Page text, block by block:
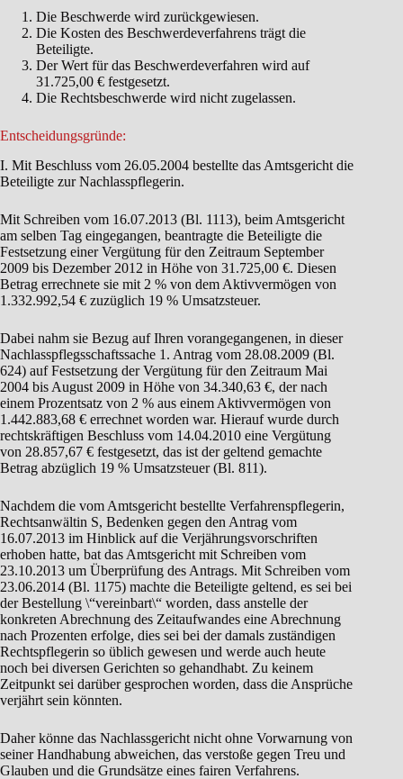
Die Beschwerde wird zurückgewiesen.
Die Kosten des Beschwerdeverfahrens trägt die
Beteiligte.
Der Wert für das Beschwerdeverfahren wird auf
31.725,00 € festgesetzt.
Die Rechtsbeschwerde wird nicht zugelassen.
Entscheidungsgründe:
I. Mit Beschluss vom 26.05.2004 bestellte das Amtsgericht die
Beteiligte zur Nachlasspflegerin.
Mit Schreiben vom 16.07.2013 (Bl. 1113), beim Amtsgericht
am selben Tag eingegangen, beantragte die Beteiligte die
Festsetzung einer Vergütung für den Zeitraum September
2009 bis Dezember 2012 in Höhe von 31.725,00 €. Diesen
Betrag errechnete sie mit 2 % von dem Aktivvermögen von
1.332.992,54 € zuzüglich 19 % Umsatzsteuer.
Dabei nahm sie Bezug auf Ihren vorangegangenen, in dieser
Nachlasspflegsschaftssache 1. Antrag vom 28.08.2009 (Bl.
624) auf Festsetzung der Vergütung für den Zeitraum Mai
2004 bis August 2009 in Höhe von 34.340,63 €, der nach
einem Prozentsatz von 2 % aus einem Aktivvermögen von
1.442.883,68 € errechnet worden war. Hierauf wurde durch
rechtskräftigen Beschluss vom 14.04.2010 eine Vergütung
von 28.857,67 € festgesetzt, das ist der geltend gemachte
Betrag abzüglich 19 % Umsatzsteuer (Bl. 811).
Nachdem die vom Amtsgericht bestellte Verfahrenspflegerin,
Rechtsanwältin S, Bedenken gegen den Antrag vom
16.07.2013 im Hinblick auf die Verjährungsvorschriften
erhoben hatte, bat das Amtsgericht mit Schreiben vom
23.10.2013 um Überprüfung des Antrags. Mit Schreiben vom
23.06.2014 (Bl. 1175) machte die Beteiligte geltend, es sei bei
der Bestellung \“vereinbart\“ worden, dass anstelle der
konkreten Abrechnung des Zeitaufwandes eine Abrechnung
nach Prozenten erfolge, dies sei bei der damals zuständigen
Rechtspflegerin so üblich gewesen und werde auch heute
noch bei diversen Gerichten so gehandhabt. Zu keinem
Zeitpunkt sei darüber gesprochen worden, dass die Ansprüche
verjährt sein könnten.
Daher könne das Nachlassgericht nicht ohne Vorwarnung von
seiner Handhabung abweichen, das verstoße gegen Treu und
Glauben und die Grundsätze eines fairen Verfahrens.